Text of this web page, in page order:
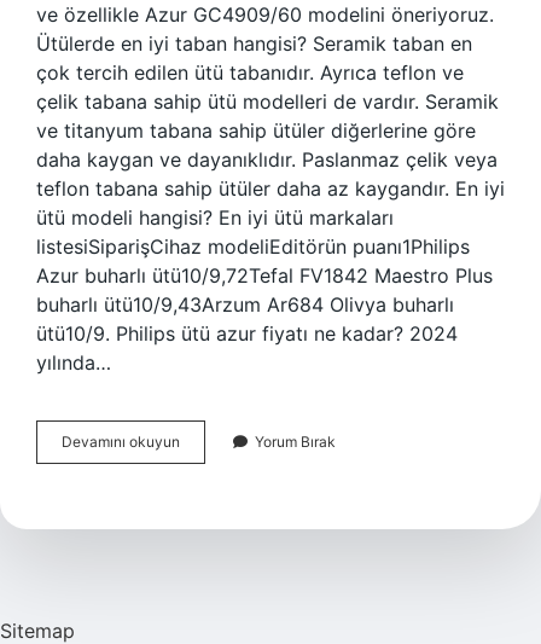
ve özellikle Azur GC4909/60 modelini öneriyoruz.
Ütülerde en iyi taban hangisi? Seramik taban en
çok tercih edilen ütü tabanıdır. Ayrıca teflon ve
çelik tabana sahip ütü modelleri de vardır. Seramik
ve titanyum tabana sahip ütüler diğerlerine göre
daha kaygan ve dayanıklıdır. Paslanmaz çelik veya
teflon tabana sahip ütüler daha az kaygandır. En iyi
ütü modeli hangisi? En iyi ütü markaları
listesiSiparişCihaz modeliEditörün puanı1Philips
Azur buharlı ütü10/9,72Tefal FV1842 Maestro Plus
buharlı ütü10/9,43Arzum Ar684 Olivya buharlı
ütü10/9. Philips ütü azur fiyatı ne kadar? 2024
yılında…
Devamını okuyun
Azur
Yorum Bırak
Sitemap